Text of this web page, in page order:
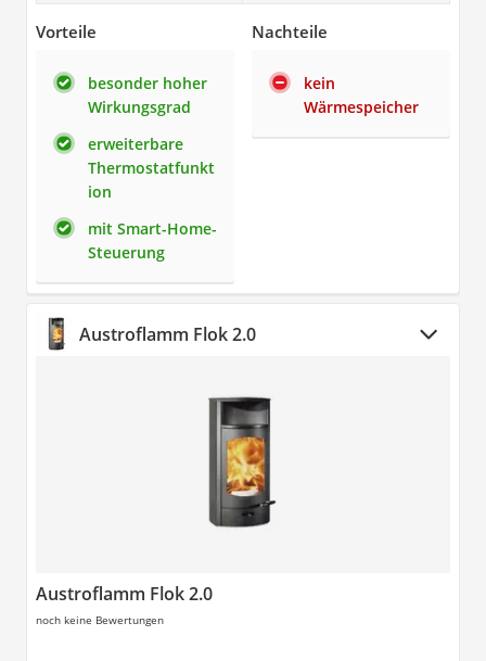
Vorteile
besonder hoher
Wirkungsgrad
erweiterbare
Thermostatfunkt
ion
mit Smart-Home-
Steuerung
Nachteile
kein
Wärmespeicher
Austroflamm Flok 2.0
Austroflamm Flok 2.0
noch keine Bewertungen